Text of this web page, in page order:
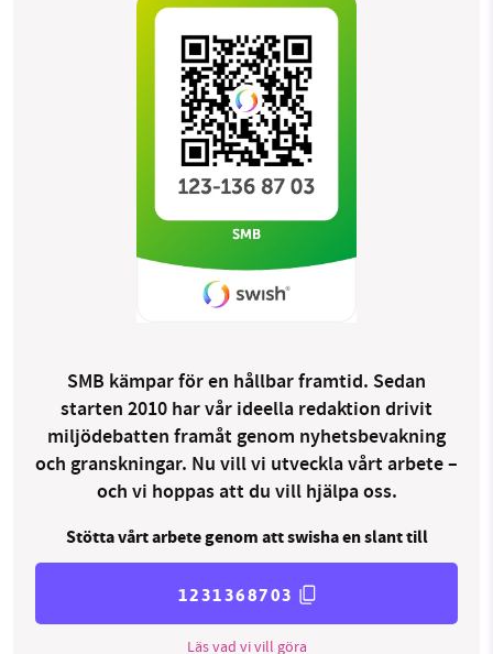
SMB kämpar för en hållbar framtid. Sedan
starten 2010 har vår ideella redaktion drivit
miljödebatten framåt genom nyhetsbevakning
och granskningar. Nu vill vi utveckla vårt arbete –
och vi hoppas att du vill hjälpa oss.
Stötta vårt arbete genom att swisha en slant till
1231368703
Läs vad vi vill göra
SMB kämpar för en hållbar framtid. Sedan
starten 2010 har vår ideella redaktion drivit
miljödebatten framåt genom
nyhetsbevakning och granskningar. Nu vill vi
utveckla vårt arbete – och vi hoppas att du
vill hjälpa oss.
Stötta vårt arbete genom att swisha en slant till
Läs vad vi vill göra